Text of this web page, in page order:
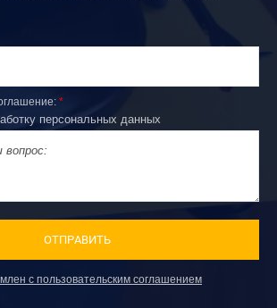
*
персональных данных
ОТПРАВИТЬ
с пользовательским соглашением